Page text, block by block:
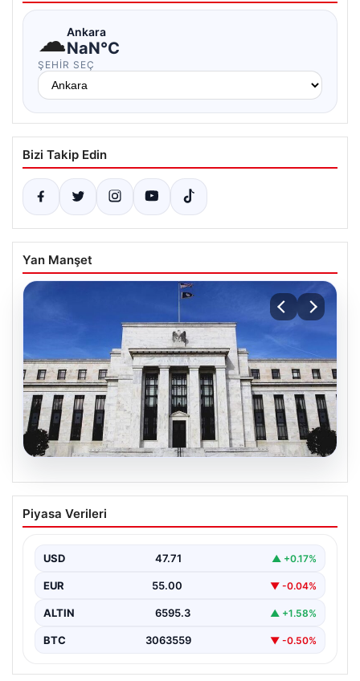
☁Ankara
NaN°C
ŞEHIR SEÇ
Bizi Takip Edin
Yan Manşet
06.08.2026
Fed faizi sabit tuttu
Piyasa Verileri
USD 47.71 ▲ +0.17%
EUR 55.00 ▼ -0.04%
ALTIN 6595.3 ▲ +1.58%
BTC 3063559 ▼ -0.50%